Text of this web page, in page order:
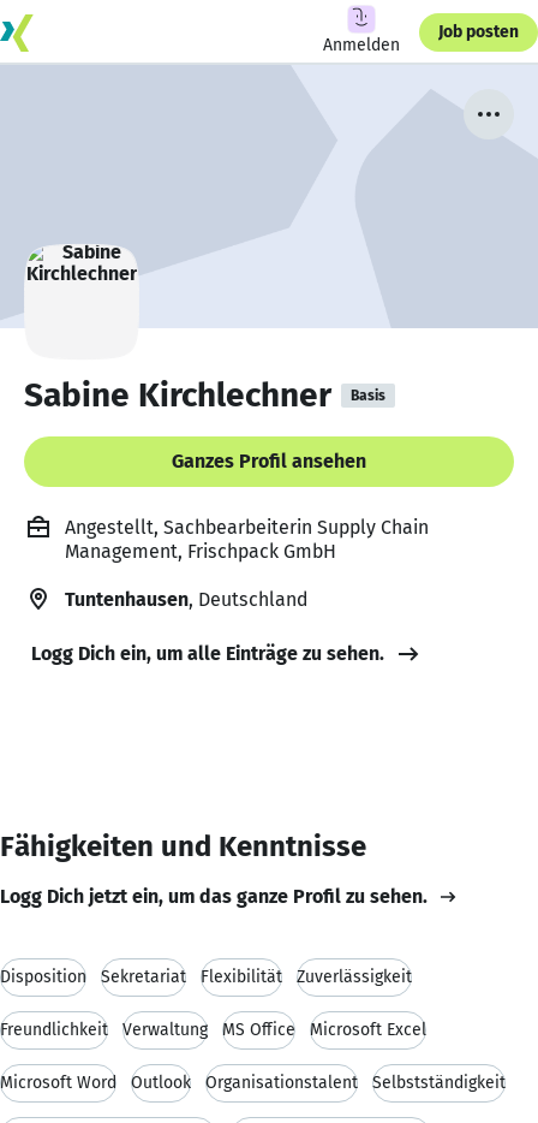
Anmelden
Job posten
Sabine Kirchlechner Basis
Ganzes Profil ansehen
Angestellt, Sachbearbeiterin Supply Chain
Management, Frischpack GmbH
Tuntenhausen, Deutschland
Logg Dich ein, um alle Einträge zu sehen.
Fähigkeiten und Kenntnisse
Logg Dich jetzt ein, um das ganze Profil zu sehen.
Disposition Sekretariat Flexibilität Zuverlässigkeit
Freundlichkeit Verwaltung MS Office Microsoft Excel
Microsoft Word Outlook Organisationstalent Selbstständigkeit